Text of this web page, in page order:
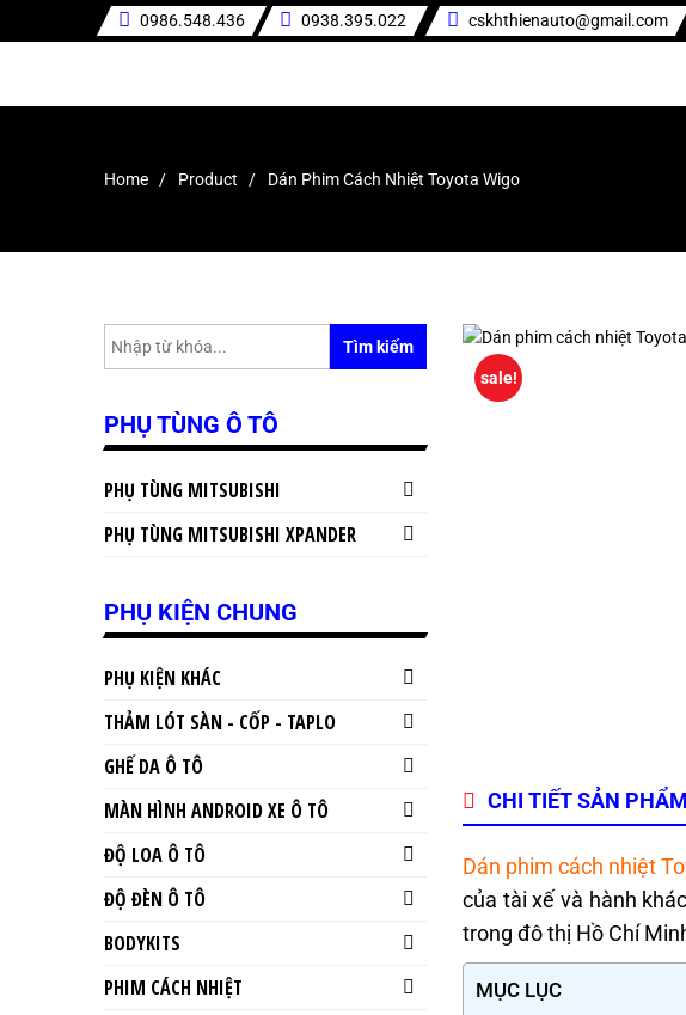
0986.548.436 0938.395.022 cskhthienauto@gmail.com
Home Product Dán Phim Cách Nhiệt Toyota Wigo
sale!
CHI TIẾT SẢN PHẨM
Dán phim cách nhiệt
của tài xế và hành
trong đô thị Hồ Chí
MỤC LỤC
Tìm kiếm
PHỤ TÙNG Ô TÔ
PHỤ TÙNG MITSUBISHI
PHỤ TÙNG MITSUBISHI XPANDER
PHỤ KIỆN CHUNG
PHỤ KIỆN KHÁC
THẢM LÓT SÀN - CỐP - TAPLO
GHẾ DA Ô TÔ
MÀN HÌNH ANDROID XE Ô TÔ
ĐỘ LOA Ô TÔ
ĐỘ ĐÈN Ô TÔ
BODYKITS
PHIM CÁCH NHIỆT